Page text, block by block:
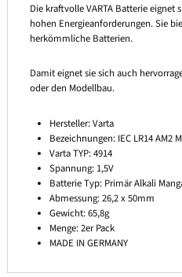
Die kraftvolle VARTA Batterie
hohen Energieanforderungen. Sie
herkömmliche Batterien.
Damit eignet sie sich auch
oder den Modellbau.
Hersteller: Varta
Bezeichnungen: IEC LR14 AM2
Varta TYP: 4914
Spannung: 1,5V
Batterie Typ: Primär Alkali
Abmessung: 26,2 x 50mm
Gewicht: 65,8g
Menge: 2er Pack
MADE IN GERMANY